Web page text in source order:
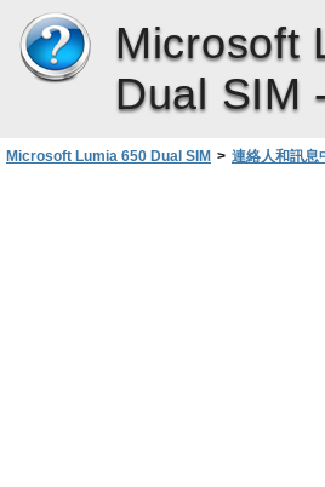
Microsoft
Dual SIM
Microsoft Lumia 650 Dual SIM > 連絡人和訊息